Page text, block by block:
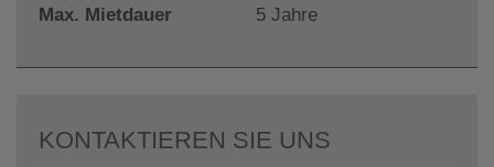
Max. Mietdauer
5 Jahre
KONTAKTIEREN SIE UNS